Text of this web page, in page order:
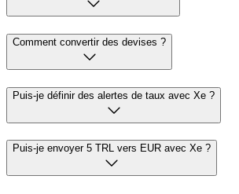
Comment convertir des devises ?
Puis-je définir des alertes de taux avec Xe ?
Puis-je envoyer 5 TRL vers EUR avec Xe ?